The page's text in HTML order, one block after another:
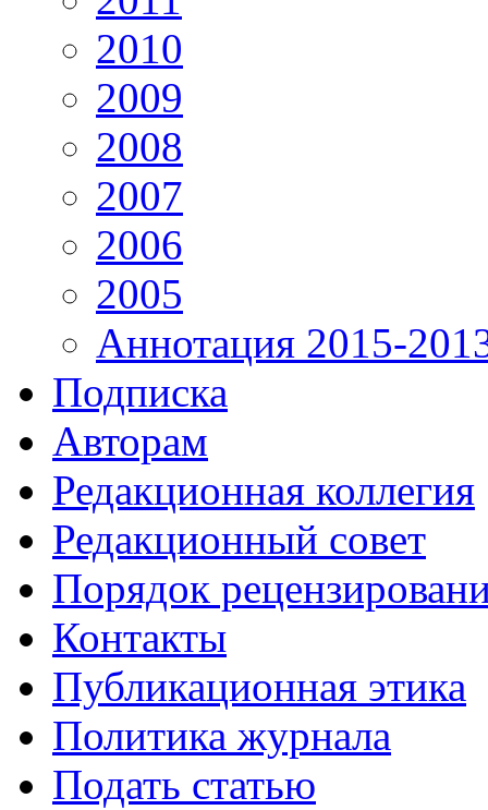
2010
2009
2008
2007
2006
2005
Аннотация 2015-
Подписка
Авторам
Редакционная коллегия
Редакционный совет
Порядок
Контакты
Публикационная этика
Политика журнала
Подать статью